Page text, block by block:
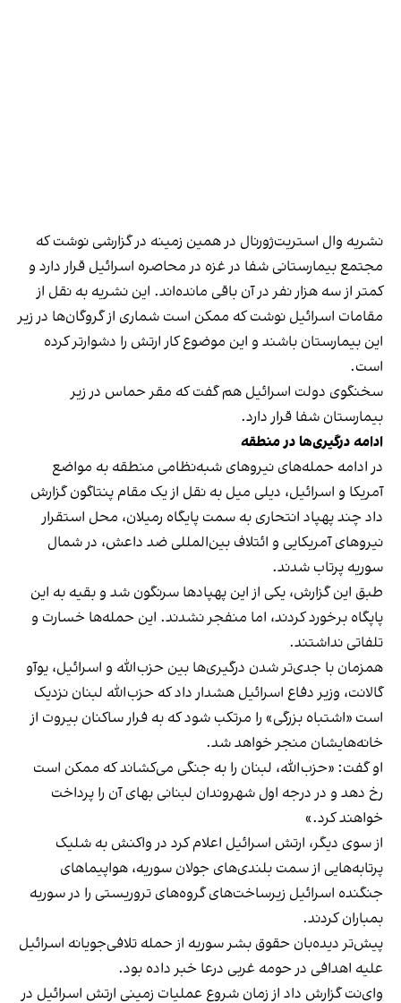
نشریه وال استریت‌ژورنال در همین زمینه در گزارشی نوشت که
مجتمع بیمارستانی شفا در غزه در محاصره اسرائیل قرار دارد و
کمتر از سه هزار نفر در آن باقی مانده‌اند. این نشریه به نقل از
مقامات اسرائیل نوشت که ممکن است شماری از گروگان‌ها در زیر
این بیمارستان باشند و این موضوع کار ارتش را دشوارتر کرده
است.
سخنگوی دولت اسرائیل هم گفت که مقر حماس در زیر
بیمارستان شفا قرار دارد.
ادامه درگیری‌ها در منطقه
در ادامه حمله‌های نیروهای شبه‌نظامی منطقه به مواضع
آمریکا و اسرائیل، دیلی میل به نقل از یک مقام پنتاگون گزارش
داد چند پهپاد انتحاری به سمت پایگاه رمیلان، محل استقرار
نیروهای آمریکایی و ائتلاف بین‌المللی ضد داعش، در شمال
سوریه پرتاب شدند.
طبق این گزارش، یکی از این پهپادها سرنگون شد و بقیه به این
پاپگاه برخورد کردند، اما منفجر نشدند. این حمله‌ها خسارت و
تلفاتی نداشتند.
همزمان با جدی‌تر شدن درگیری‌ها بین حزب‌الله و اسرائیل، یوآو
گالانت، وزیر دفاع اسرائیل هشدار داد که حزب‌الله لبنان نزدیک
است «اشتباه بزرگی» را مرتکب شود که به فرار ساکنان بیروت از
خانه‌هایشان منجر خواهد شد.
او گفت: «حزب‌الله، لبنان را به جنگی می‌کشاند که ممکن است
رخ دهد و در درجه اول شهروندان لبنانی بهای آن را پرداخت
خواهند کرد.»
از سوی دیگر، ارتش اسرائیل اعلام کرد در واکنش به شلیک
پرتابه‌هایی از سمت بلندی‌های جولان سوریه، هواپیماهای
جنگنده‌ اسرائیل زیرساخت‌های گروه‌های تروریستی را در سوریه
بمباران کردند.
پیش‌تر دیده‌بان حقوق بشر سوریه از حمله تلافی‌جویانه اسرائیل
علیه اهدافی در حومه غربی درعا خبر داده بود.
وای‌نت گزارش داد از زمان شروع عملیات زمینی ارتش اسرائیل در